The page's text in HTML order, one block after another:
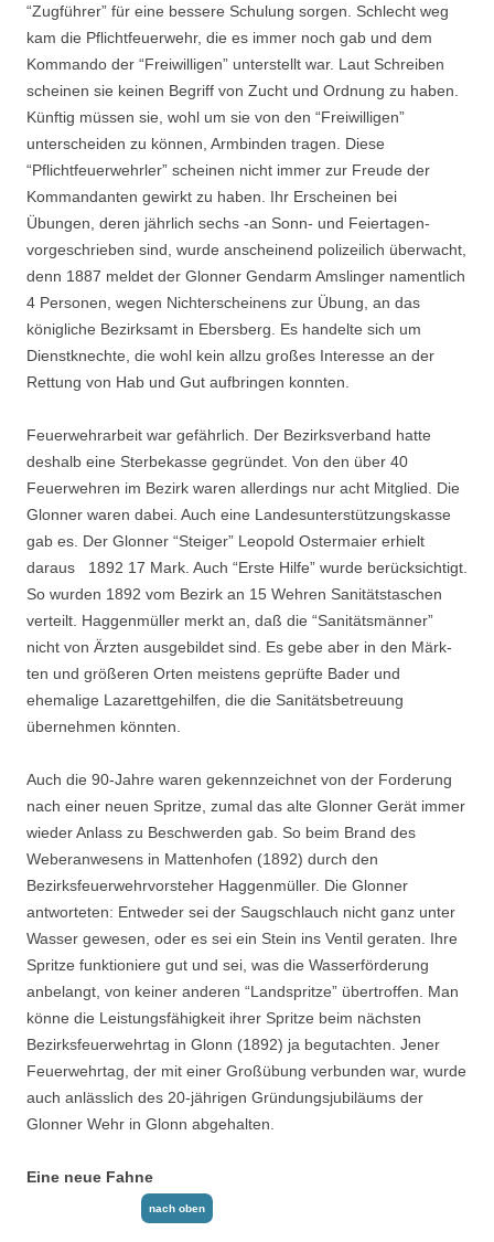
“Zugführer” für eine bessere Schulung sorgen. Schlecht weg
kam die Pflichtfeuerwehr, die es immer noch gab und dem
Kommando der “Freiwilligen” unterstellt war. Laut Schreiben
scheinen sie keinen Begriff von Zucht und Ordnung zu haben.
Künftig müssen sie, wohl um sie von den “Frei­willigen”
unterscheiden zu können, Armbinden tragen. Diese
“Pflichtfeuerwehrler” scheinen nicht immer zur Freude der
Kommandanten gewirkt zu haben. Ihr Erscheinen bei
Übungen, deren jährlich sechs -an Sonn- und Feiertagen-
vorgeschrieben sind, wurde anscheinend polizeilich überwacht,
denn 1887 meldet der Glonner Gendarm Amslinger namentlich
4 Personen, wegen Nichterscheinens zur Übung, an das
königliche Bezirksamt in Ebersberg. Es handelte sich um
Dienstknechte, die wohl kein allzu großes Interesse an der
Rettung von Hab und Gut aufbringen konnten.
Feuerwehrarbeit war gefährlich. Der Bezirksverband hatte
deshalb eine Sterbekasse gegrün­det. Von den über 40
Feuerwehren im Bezirk waren allerdings nur acht Mitglied. Die
Glon­ner waren dabei. Auch eine Landesunterstützungskasse
gab es. Der Glonner “Steiger” Leo­pold Ostermaier erhielt
daraus 1892 17 Mark. Auch “Erste Hilfe” wurde berücksichtigt.
So wurden 1892 vom Bezirk an 15 Wehren Sanitätstaschen
verteilt. Haggenmüller merkt an, daß die “Sanitätsmänner”
nicht von Ärzten ausgebildet sind. Es gebe aber in den Märk­
ten und größeren Orten meistens geprüfte Bader und
ehemalige Lazarettgehilfen, die die Sanitätsbetreuung
übernehmen könnten.
Auch die 90-Jahre waren gekennzeichnet von der Forderung
nach einer neuen Spritze, zumal das alte Glonner Gerät immer
wieder Anlass zu Beschwerden gab. So beim Brand des
Weberanwesens in Mattenhofen (1892) durch den
Bezirksfeuerwehrvorsteher Haggen­müller. Die Glonner
antworteten: Entweder sei der Saugschlauch nicht ganz unter
Wasser gewesen, oder es sei ein Stein ins Ventil geraten. Ihre
Spritze funktioniere gut und sei, was die Wasserförderung
anbelangt, von keiner anderen “Landspritze” übertroffen. Man
könne die Leistungsfähigkeit ihrer Spritze beim nächsten
Bezirksfeuerwehrtag in Glonn (1892) ja begutachten. Jener
Feuerwehrtag, der mit einer Großübung verbunden war, wurde
auch anlässlich des 20-jährigen Gründungsjubiläums der
Glonner Wehr in Glonn abgehalten.
Eine neue Fahne
nach oben